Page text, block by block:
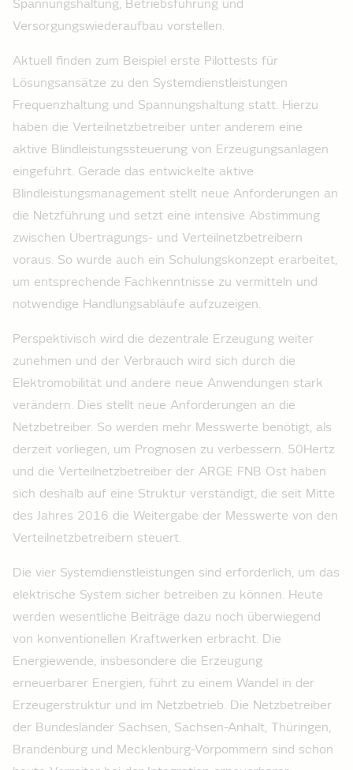
Spannungshaltung, Betriebsführung und
Versorgungswiederaufbau vorstellen.
Aktuell finden zum Beispiel erste Pilottests für
Lösungsansätze zu den Systemdienstleistungen
Frequenzhaltung und Spannungshaltung statt. Hierzu
haben die Verteilnetzbetreiber unter anderem eine
aktive Blindleistungssteuerung von Erzeugungsanlagen
eingeführt. Gerade das entwickelte aktive
Blindleistungsmanagement stellt neue Anforderungen an
die Netzführung und setzt eine intensive Abstimmung
zwischen Übertragungs- und Verteilnetzbetreibern
voraus. So wurde auch ein Schulungskonzept erarbeitet,
um entsprechende Fachkenntnisse zu vermitteln und
notwendige Handlungsabläufe aufzuzeigen.
Perspektivisch wird die dezentrale Erzeugung weiter
zunehmen und der Verbrauch wird sich durch die
Elektromobilität und andere neue Anwendungen stark
verändern. Dies stellt neue Anforderungen an die
Netzbetreiber. So werden mehr Messwerte benötigt, als
derzeit vorliegen, um Prognosen zu verbessern. 50Hertz
und die Verteilnetzbetreiber der ARGE FNB Ost haben
sich deshalb auf eine Struktur verständigt, die seit Mitte
des Jahres 2016 die Weitergabe der Messwerte von den
Verteilnetzbetreibern steuert.
Die vier Systemdienstleistungen sind erforderlich, um das
elektrische System sicher betreiben zu können. Heute
werden wesentliche Beiträge dazu noch überwiegend
von konventionellen Kraftwerken erbracht. Die
Energiewende, insbesondere die Erzeugung
erneuerbarer Energien, führt zu einem Wandel in der
Erzeugerstruktur und im Netzbetrieb. Die Netzbetreiber
der Bundesländer Sachsen, Sachsen-Anhalt, Thüringen,
Brandenburg und Mecklenburg-Vorpommern sind schon